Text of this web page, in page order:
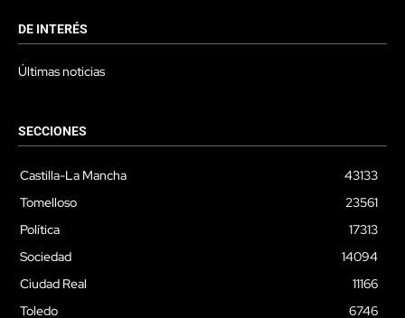
DE INTERÉS
Últimas noticias
SECCIONES
Castilla-La Mancha
43133
Tomelloso
23561
Política
17313
Sociedad
14094
Ciudad Real
11166
Toledo
6746